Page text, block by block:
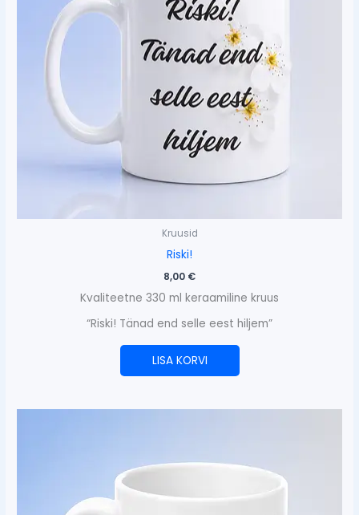
Kruusid
Riski!
8,00 €
Kvaliteetne 330 ml keraamiline kruus
“Riski! Tänad end selle eest hiljem”
LISA KORVI